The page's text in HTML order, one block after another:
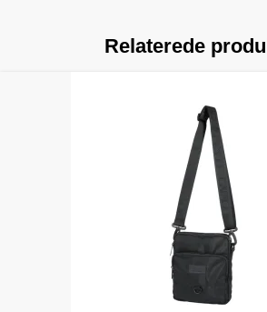
Relaterede